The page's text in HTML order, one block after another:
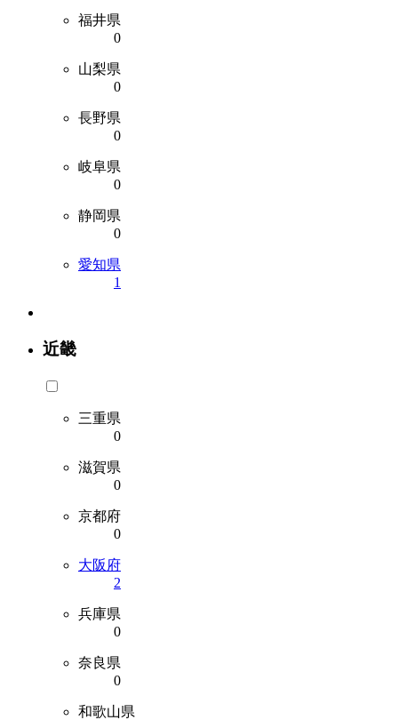
福井県
0
山梨県
0
長野県
0
岐阜県
0
静岡県
0
愛知県
1
近畿
三重県
0
滋賀県
0
京都府
0
大阪府
2
兵庫県
0
奈良県
0
和歌山県